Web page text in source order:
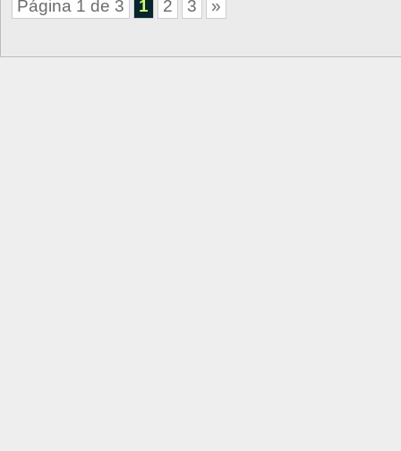
Página 1 de 3 1 2 3 »